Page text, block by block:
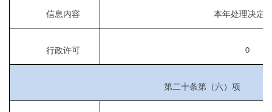
信息内容 本年处理决定
行政许可 0
第二十条第（六）项